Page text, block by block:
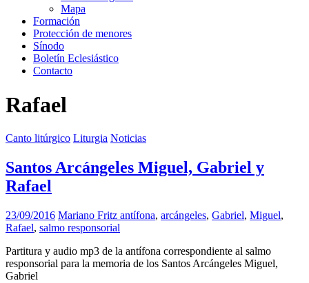
Mapa
Formación
Protección de menores
Sínodo
Boletín Eclesiástico
Contacto
Rafael
Canto litúrgico Liturgia Noticias
Santos Arcángeles Miguel, Gabriel y
Rafael
23/09/2016 Mariano Fritz antífona, arcángeles, Gabriel, Miguel,
Rafael, salmo responsorial
Partitura y audio mp3 de la antífona correspondiente al salmo
responsorial para la memoria de los Santos Arcángeles Miguel,
Gabriel